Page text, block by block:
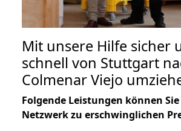
Mit unsere Hilfe sicher
schnell von Stuttgart
Colmenar Viejo
Folgende Leistungen können
Netzwerk zu erschwinglichen